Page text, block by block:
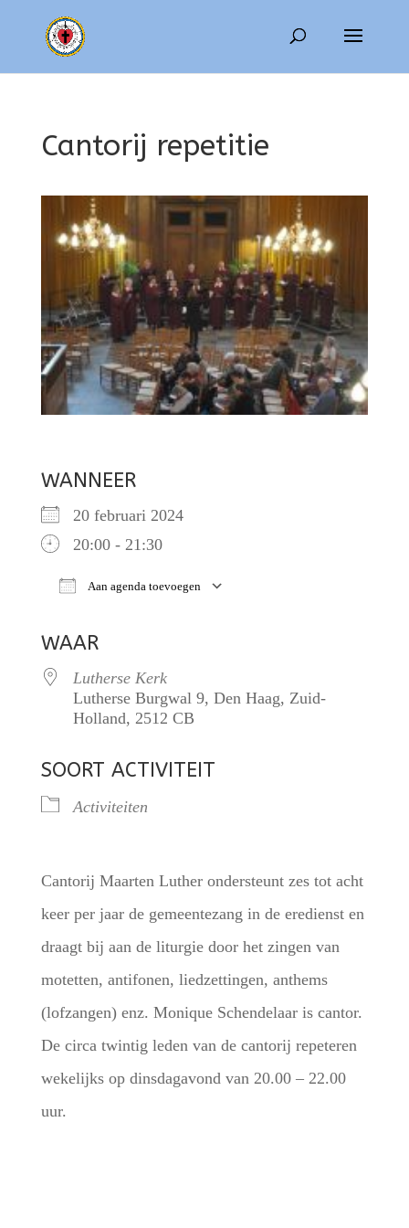
Cantorij repetitie
WANNEER
20 februari 2024
20:00 - 21:30
Aan agenda toevoegen
WAAR
Lutherse Kerk
Lutherse Burgwal 9, Den Haag, Zuid-
Holland, 2512 CB
SOORT ACTIVITEIT
Activiteiten
Cantorij Maarten Luther ondersteunt zes tot acht
keer per jaar de gemeentezang in de eredienst en
draagt bij aan de liturgie door het zingen van
motetten, antifonen, liedzettingen, anthems
(lofzangen) enz. Monique Schendelaar is cantor.
De circa twintig leden van de cantorij repeteren
wekelijks op dinsdagavond van 20.00 – 22.00
uur.